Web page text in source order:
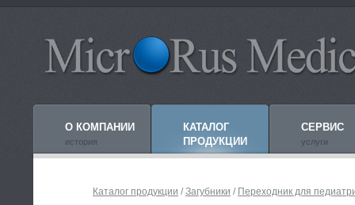
О КОМПАНИИ
история
КАТАЛОГ
ПРОДУКЦИИ
СЕРВИС
услуги
Каталог продукции /Загубники / Переходник для